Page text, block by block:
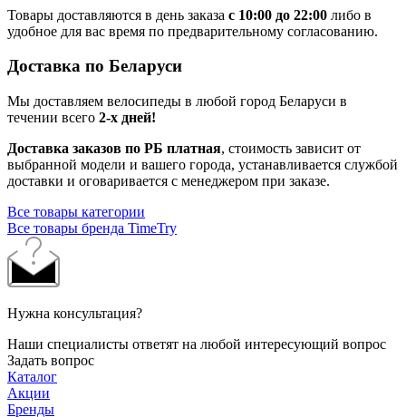
Товары доставляются в день заказа с 10:00 до 22:00 либо в
удобное для вас время по предварительному согласованию.
Доставка по Беларуси
Мы доставляем велосипеды в любой город Беларуси в
течении всего 2-х дней!
Доставка заказов по РБ платная, стоимость зависит от
выбранной модели и вашего города, устанавливается службой
доставки и оговаривается с менеджером при заказе.
Все товары категории
Все товары бренда TimeTry
Нужна консультация?
Наши специалисты ответят на любой интересующий вопрос
Задать вопрос
Каталог
Акции
Бренды